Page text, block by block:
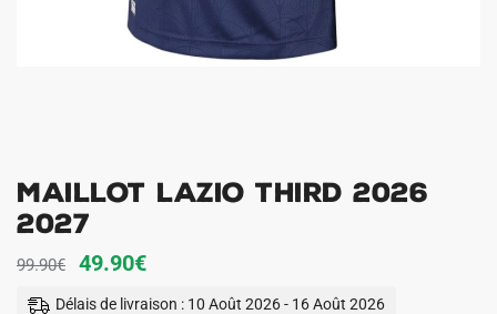
Maillot Lazio Third 2026
2027
99.90€
Le
prix
49.90€Le
prix
Délais de livraison : 10 Août 2026 - 16 Août 2026